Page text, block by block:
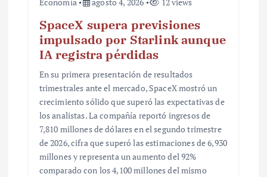
SpaceX supera previsiones
impulsado por Starlink aunque
IA registra pérdidas
En su primera presentación de resultados
trimestrales ante el mercado, SpaceX mostró un
crecimiento sólido que superó las expectativas de
los analistas. La compañía reportó ingresos de
7,810 millones de dólares en el segundo trimestre
de 2026, cifra que superó las estimaciones de 6,930
millones y representa un aumento del 92%
comparado con los 4,100 millones del mismo